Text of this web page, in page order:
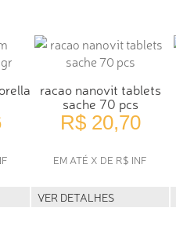
racao nanovit tablets
sache 70 pcs
R$ 20,70
EM ATÉ X DE R$ INF
VER DETALHES